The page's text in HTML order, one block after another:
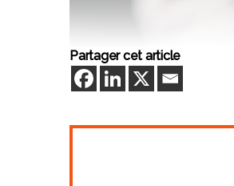
Partager cet article